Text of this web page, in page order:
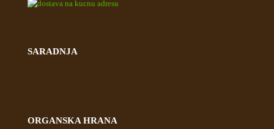
SARADNJA
ORGANSKA HRANA